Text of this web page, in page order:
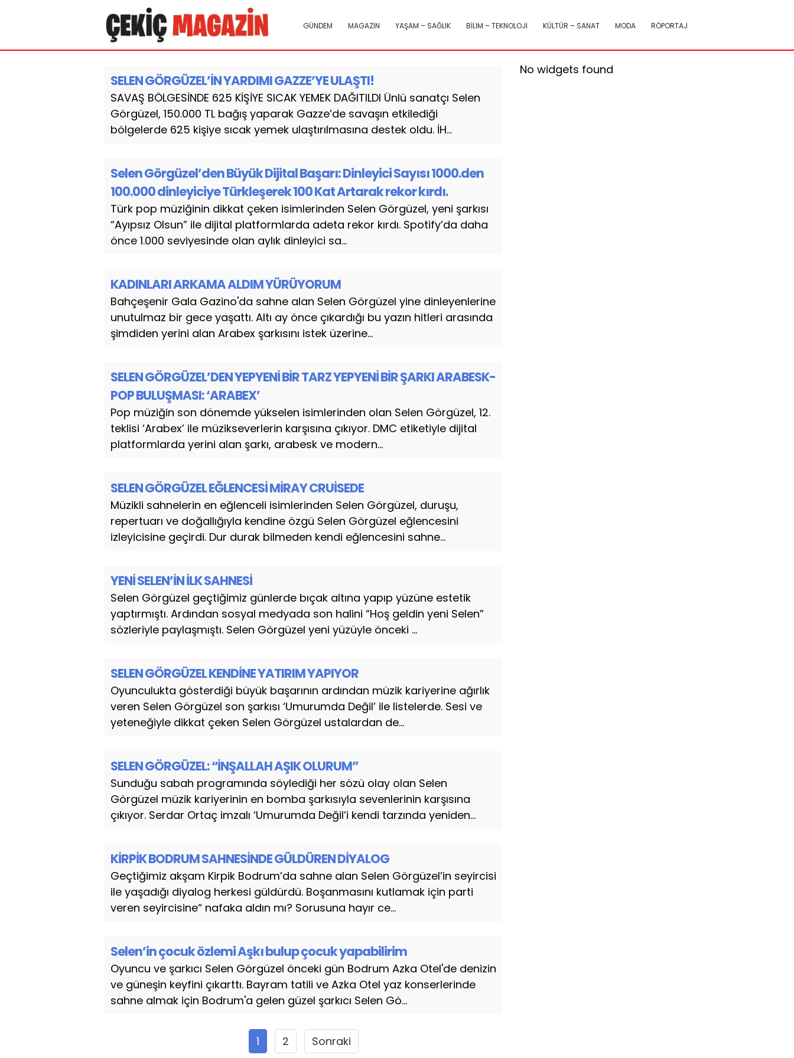
GÜNDEM MAGAZİN YAŞAM – SAĞLIK BİLİM – TEKNOLOJİ KÜLTÜR – SANAT MODA RÖPORTAJ
SELEN GÖRGÜZEL’İN YARDIMI GAZZE’YE ULAŞTI!
SAVAŞ BÖLGESİNDE 625 KİŞİYE SICAK YEMEK DAĞITILDI Ünlü sanatçı Selen
Görgüzel, 150.000 TL bağış yaparak Gazze’de savaşın etkilediği
bölgelerde 625 kişiye sıcak yemek ulaştırılmasına destek oldu. İH...
Selen Görgüzel’den Büyük Dijital Başarı: Dinleyici Sayısı 1000.den
100.000 dinleyiciye Türkleşerek 100 Kat Artarak rekor kırdı.
Türk pop müziğinin dikkat çeken isimlerinden Selen Görgüzel, yeni şarkısı
“Ayıpsız Olsun” ile dijital platformlarda adeta rekor kırdı. Spotify’da daha
önce 1.000 seviyesinde olan aylık dinleyici sa...
KADINLARI ARKAMA ALDIM YÜRÜYORUM
Bahçeşenir Gala Gazino'da sahne alan Selen Görgüzel yine dinleyenlerine
unutulmaz bir gece yaşattı. Altı ay önce çıkardığı bu yazın hitleri arasında
şimdiden yerini alan Arabex şarkısını istek üzerine...
SELEN GÖRGÜZEL’DEN YEPYENİ BİR TARZ YEPYENİ BİR ŞARKI ARABESK-
POP BULUŞMASI: ‘ARABEX’
Pop müziğin son dönemde yükselen isimlerinden olan Selen Görgüzel, 12.
teklisi ‘Arabex’ ile müzikseverlerin karşısına çıkıyor. DMC etiketiyle dijital
platformlarda yerini alan şarkı, arabesk ve modern...
SELEN GÖRGÜZEL EĞLENCESİ MİRAY CRUİSEDE
Müzikli sahnelerin en eğlenceli isimlerinden Selen Görgüzel, duruşu,
repertuarı ve doğallığıyla kendine özgü Selen Görgüzel eğlencesini
izleyicisine geçirdi. Dur durak bilmeden kendi eğlencesini sahne...
YENİ SELEN’İN İLK SAHNESİ
Selen Görgüzel geçtiğimiz günlerde bıçak altına yapıp yüzüne estetik
yaptırmıştı. Ardından sosyal medyada son halini “Hoş geldin yeni Selen”
sözleriyle paylaşmıştı. Selen Görgüzel yeni yüzüyle önceki ...
SELEN GÖRGÜZEL KENDİNE YATIRIM YAPIYOR
Oyunculukta gösterdiği büyük başarının ardından müzik kariyerine ağırlık
veren Selen Görgüzel son şarkısı ‘Umurumda Değil’ ile listelerde. Sesi ve
yeteneğiyle dikkat çeken Selen Görgüzel ustalardan de...
SELEN GÖRGÜZEL: “İNŞALLAH AŞIK OLURUM”
Sunduğu sabah programında söylediği her sözü olay olan Selen
Görgüzel müzik kariyerinin en bomba şarkısıyla sevenlerinin karşısına
çıkıyor. Serdar Ortaç imzalı ‘Umurumda Değil’i kendi tarzında yeniden...
KİRPİK BODRUM SAHNESİNDE GÜLDÜREN DİYALOG
Geçtiğimiz akşam Kirpik Bodrum’da sahne alan Selen Görgüzel’in seyircisi
ile yaşadığı diyalog herkesi güldürdü. Boşanmasını kutlamak için parti
veren seyircisine“ nafaka aldın mı? Sorusuna hayır ce...
Selen’in çocuk özlemi Aşkı bulup çocuk yapabilirim
Oyuncu ve şarkıcı Selen Görgüzel önceki gün Bodrum Azka Otel'de denizin
ve güneşin keyfini çıkarttı. Bayram tatili ve Azka Otel yaz konserlerinde
sahne almak için Bodrum'a gelen güzel şarkıcı Selen Gö...
1 2 Sonraki
No widgets found